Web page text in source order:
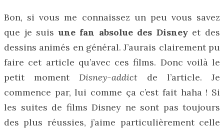
Bon, si vous me connaissez un peu vous savez
que je suisune fan absolue des Disneyet des
dessins animés en général. J’aurais clairement pu
faire cet article qu’avec ces films. Donc voilà le
petit moment Disney-addict de l’article. Je
commence par, lui comme ça c’est fait haha ! Si
les suites de films Disney ne sont pas toujours
des plus réussies, j’aime particulièrement celle